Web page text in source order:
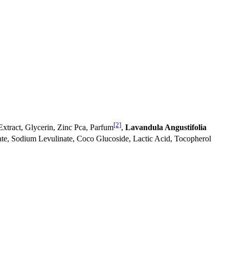
Glycerin, Zinc Pca, Parfum[2], Lavandula Angustifolia
Sodium Levulinate, Coco Glucoside, Lactic Acid, Tocopherol